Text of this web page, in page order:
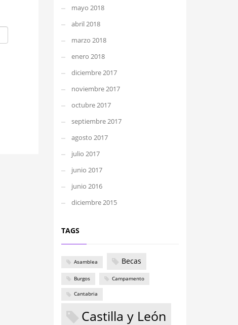
mayo 2018
abril 2018
marzo 2018
enero 2018
diciembre 2017
noviembre 2017
octubre 2017
septiembre 2017
agosto 2017
julio 2017
junio 2017
junio 2016
diciembre 2015
TAGS
Asamblea Becas
Burgos Campamento
Cantabria
Castilla y León